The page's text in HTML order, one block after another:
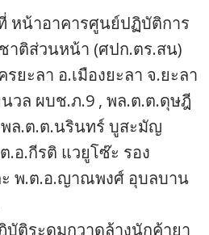
หน้าอาคารศูนย์ปฏิบัติการ
าติส่วนหน้า (ศปก.ตร.สน)
ยะลา อ.เมืองยะลา จ.ยะลา
วล ผบช.ภ.9 , พล.ต.ต.ดุษฎี
ล.ต.ต.นรินทร์ บูสะมัญ
.อ.กีรติ แวยูโซ๊ะ รอง
พ.ต.อ.ญาณพงศ์ อุบลบาน
บัติระดมกวาดล้างนักค้ายา